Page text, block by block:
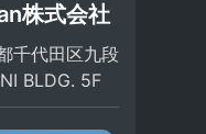
株式会社
千代田区九段
BLDG. 5F